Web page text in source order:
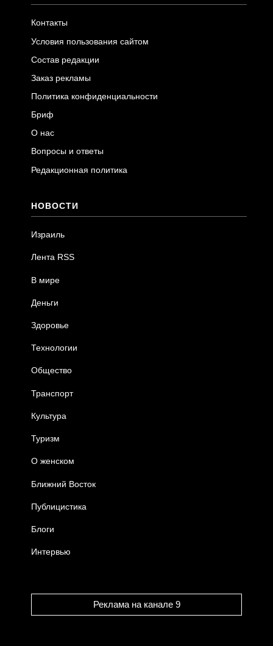
Контакты
Условия пользования сайтом
Состав редакции
Заказ рекламы
Политика конфиденциальности
Бриф
О нас
Вопросы и ответы
Редакционная политика
НОВОСТИ
Израиль
Лента RSS
В мире
Деньги
Здоровье
Технологии
Общество
Транспорт
Культура
Туризм
О женском
Ближний Восток
Публицистика
Блоги
Интервью
Реклама на канале 9